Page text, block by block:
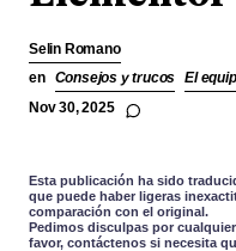
Selin Romano
en Consejos y trucos El
Nov 30, 2025
Esta publicación ha sido
que puede haber ligeras
comparación con el original.
Pedimos disculpas por
favor, contáctenos si necesita